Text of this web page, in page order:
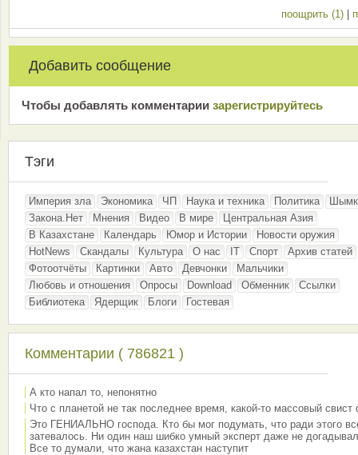
поощрить (1)
Добавить сообщение
Чтобы добавлять комментарии зарeгиcтрирyйтeсь
Тэги
Империя зла Экономика ЧП Наука и техника Политика
Закона.Нет
Мнения Видео В мире
Центральная Азия
В Казахстане
Календарь Юмор и Истории
Новости оружия
HotNews
Скандалы Культура О нас IT Спорт
Архив статей
Фотоотчёты
Картинки Авто Девчонки
Мальчики
Любовь и отношения
Опросы Download Обменник
Ссылки
Библиотека
Ядерщик Блоги Гостевая
Комментарии ( 786821 )
А кто напал то, непонятно
Что с планетой не так последнее время, какой-то массовый свист
Это ГЕНИАЛЬНО господа. Кто бы мог подумать, что ради этого
затевалось. Ни один наш шибко умный эксперт даже не
Все то думали, что жана казахстан наступит